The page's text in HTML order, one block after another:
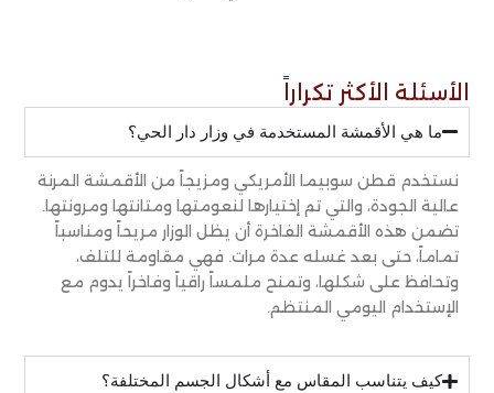
الأسئلة الأكثر تكراراً
ما هي الأقمشة المستخدمة في وزار دار الحي؟
نستخدم قطن سوبيما الأمريكي ومزيجاً من الأقمشة المرنة
عالية الجودة، والتي تم إختيارها لنعومتها ومتانتها ومرونتها.
تضمن هذه الأقمشة الفاخرة أن يظل الوزار مريحاً ومناسباً
تماماً، حتى بعد غسله عدة مرات. فهي مقاومة للتلف،
وتحافظ على شكلها، وتمنح ملمساً راقياً وفاخراً يدوم مع
الإستخدام اليومي المنتظم.
كيف يتناسب المقاس مع أشكال الجسم المختلفة؟